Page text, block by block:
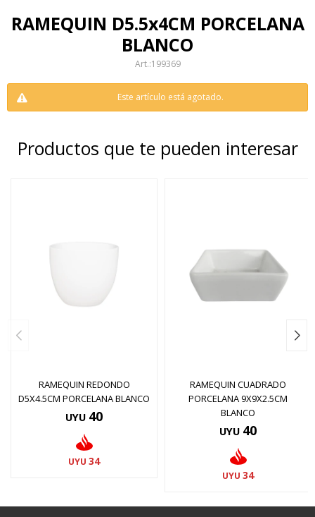
RAMEQUIN D5.5x4CM PORCELANA
BLANCO
199369
Este artículo está agotado.
Productos que te pueden interesar
RAMEQUIN REDONDO
D5X4.5CM PORCELANA BLANCO
UYU 40
UYU 34
RAMEQUIN CUADRADO
PORCELANA 9X9X2.5CM
BLANCO
UYU 40
UYU 34